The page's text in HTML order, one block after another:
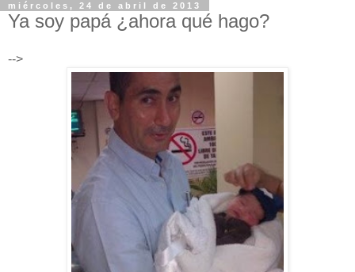
miércoles, 24 de abril de 2013
Ya soy papá ¿ahora qué hago?
-->